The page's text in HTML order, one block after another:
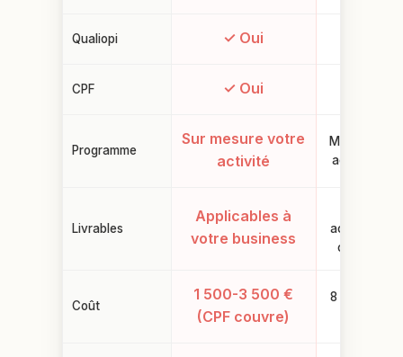
Qualiopi ✓ Oui
CPF ✓ Oui
Programme
Sur mesure votre
activité
Modules
Livrables
Applicables à
votre business
cas d’école
Coût
1 500-3 500 €
(CPF couvre)
8 000-15